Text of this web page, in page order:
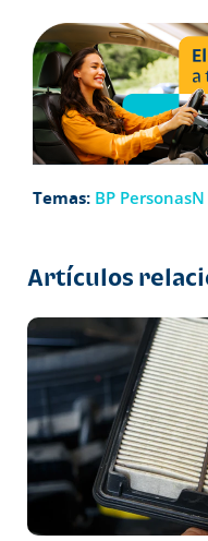
Temas: BP PersonasN
Artículos